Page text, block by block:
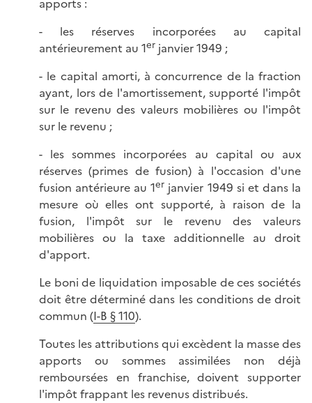
apports :
- les réserves incorporées au capital
antérieurement au 1er janvier 1949 ;
- le capital amorti, à concurrence de la fraction
ayant, lors de l'amortissement, supporté l'impôt
sur le revenu des valeurs mobilières ou l'impôt
sur le revenu ;
- les sommes incorporées au capital ou aux
réserves (primes de fusion) à l'occasion d'une
fusion antérieure au 1er janvier 1949 si et dans la
mesure où elles ont supporté, à raison de la
fusion, l'impôt sur le revenu des valeurs
mobilières ou la taxe additionnelle au droit
d'apport.
Le boni de liquidation imposable de ces sociétés
doit être déterminé dans les conditions de droit
commun (I-B § 110).
Toutes les attributions qui excèdent la masse des
apports ou sommes assimilées non déjà
remboursées en franchise, doivent supporter
l'impôt frappant les revenus distribués.